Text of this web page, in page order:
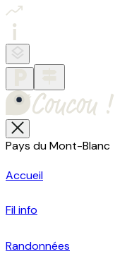
Pays du Mont-Blanc
Accueil
Fil info
Randonnées